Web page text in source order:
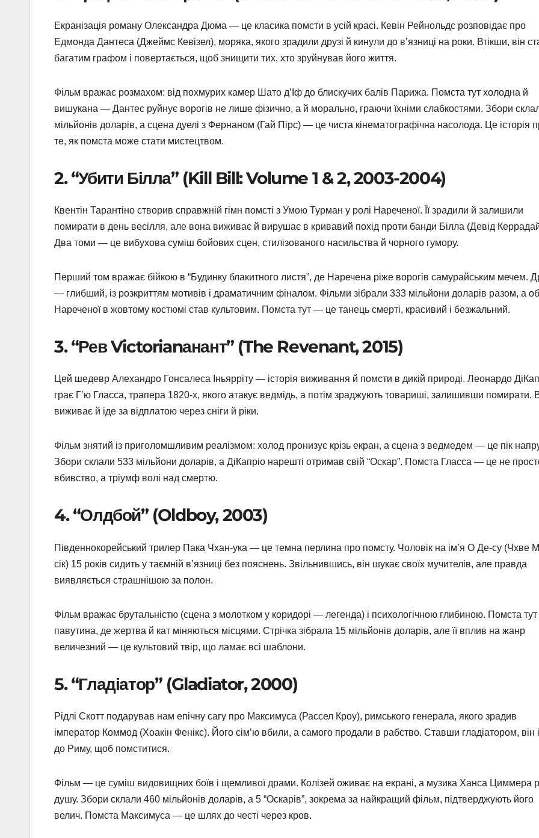
Екранізація роману Олександра Дюма — це класика помсти в усій красі. Кевін Рейнольдс розповідає про
Едмонда Дантеса (Джеймс Кевізел), моряка, якого зрадили друзі й кинули до в’язниці на роки. Втікши, він
багатим графом і повертається, щоб знищити тих, хто зруйнував його життя.
Фільм вражає розмахом: від похмурих камер Шато д’Іф до блискучих балів Парижа. Помста тут холодна й
вишукана — Дантес руйнує ворогів не лише фізично, а й морально, граючи їхніми слабкостями. Збори
мільйонів доларів, а сцена дуелі з Фернаном (Гай Пірс) — це чиста кінематографічна насолода. Це історія
те, як помста може стати мистецтвом.
2. “Убити Білла” (Kill Bill: Volume 1 & 2, 2003-2004)
Квентін Тарантіно створив справжній гімн помсті з Умою Турман у ролі Нареченої. Її зрадили й залишили
помирати в день весілля, але вона виживає й вирушає в кривавий похід проти банди Білла (Девід
Два томи — це вибухова суміш бойових сцен, стилізованого насильства й чорного гумору.
Перший том вражає бійкою в “Будинку блакитного листя”, де Наречена ріже ворогів самурайським мечем.
— глибший, із розкриттям мотивів і драматичним фіналом. Фільми зібрали 333 мільйони доларів разом, а
Нареченої в жовтому костюмі став культовим. Помста тут — це танець смерті, красивий і безжальний.
3. “Рев Victorianанант” (The Revenant, 2015)
Цей шедевр Алехандро Гонсалеса Іньярріту — історія виживання й помсти в дикій природі. Леонардо
грає Г’ю Гласса, трапера 1820-х, якого атакує ведмідь, а потім зраджують товариші, залишивши помирати.
виживає й іде за відплатою через сніги й ріки.
Фільм знятий із приголомшливим реалізмом: холод пронизує крізь екран, а сцена з ведмедем — це пік
Збори склали 533 мільйони доларів, а ДіКапріо нарешті отримав свій “Оскар”. Помста Гласса — це не
вбивство, а тріумф волі над смертю.
4. “Олдбой” (Oldboy, 2003)
Південнокорейський трилер Пака Чхан-ука — це темна перлина про помсту. Чоловік на ім’я О Де-су (Чхве
сік) 15 років сидить у таємній в’язниці без пояснень. Звільнившись, він шукає своїх мучителів, але правда
виявляється страшнішою за полон.
Фільм вражає брутальністю (сцена з молотком у коридорі — легенда) і психологічною глибиною. Помста
павутина, де жертва й кат міняються місцями. Стрічка зібрала 15 мільйонів доларів, але її вплив на жанр
величезний — це культовий твір, що ламає всі шаблони.
5. “Гладіатор” (Gladiator, 2000)
Рідлі Скотт подарував нам епічну сагу про Максимуса (Рассел Кроу), римського генерала, якого зрадив
імператор Коммод (Хоакін Фенікс). Його сім’ю вбили, а самого продали в рабство. Ставши гладіатором, він
до Риму, щоб помститися.
Фільм — це суміш видовищних боїв і щемливої драми. Колізей оживає на екрані, а музика Ханса Циммера
душу. Збори склали 460 мільйонів доларів, а 5 “Оскарів”, зокрема за найкращий фільм, підтверджують його
велич. Помста Максимуса — це шлях до честі через кров.